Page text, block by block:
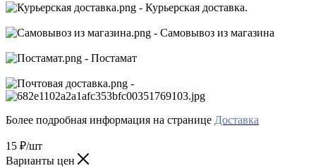
- Курьерская доставка.
- Самовывоз из магазина
- Постамат
-
Более подробная информация на странице Доставка
15 ₽/шт
Варианты цен